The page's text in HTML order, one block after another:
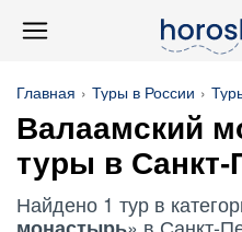
Главная Туры в России
Валаамский
туры в Санкт-
Найдено 1 тур в